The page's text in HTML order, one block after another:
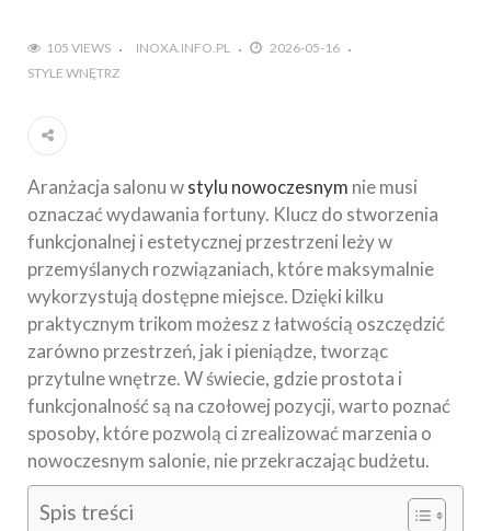
105 VIEWS INOXA.INFO.PL
2026-05-16
STYLE WNĘTRZ
Aranżacja salonu wstylu nowoczesnym nie musi
oznaczać wydawania fortuny. Klucz do stworzenia
funkcjonalnej i estetycznej przestrzeni leży w
przemyślanych rozwiązaniach, które maksymalnie
wykorzystują dostępne miejsce. Dzięki kilku
praktycznym trikom możesz z łatwością oszczędzić
zarówno przestrzeń, jak i pieniądze, tworząc
przytulne wnętrze. W świecie, gdzie prostota i
funkcjonalność są na czołowej pozycji, warto poznać
sposoby, które pozwolą ci zrealizować marzenia o
nowoczesnym salonie, nie przekraczając budżetu.
Spis treści